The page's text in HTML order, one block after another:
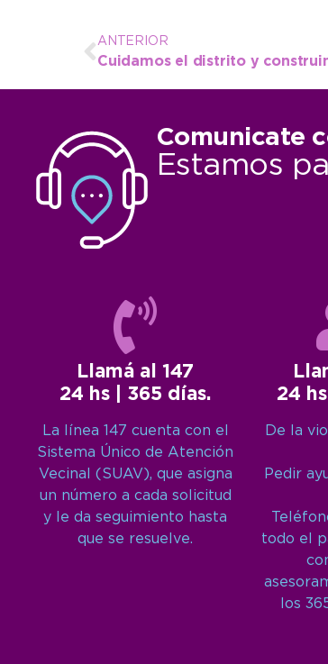
ANTERIOR
Comunicate
Estamos
Llamá al 147
24 hs | 365 días.
La línea 147 cuenta con el
Sistema Único de Atención
Vecinal (SUAV), que asigna
un número a cada solicitud
y le da seguimiento hasta
que se resuelve.
24
De la
Pedir
todo el
los